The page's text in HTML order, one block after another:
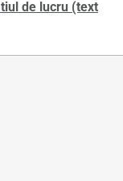
de lucru (text